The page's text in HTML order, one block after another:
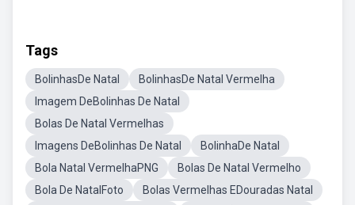
Tags
BolinhasDe Natal
BolinhasDe Natal Vermelha
Imagem DeBolinhas De Natal
Bolas De Natal Vermelhas
Imagens DeBolinhas De Natal
BolinhaDe Natal
Bola Natal VermelhaPNG
Bolas De Natal Vermelho
Bola De NatalFoto
Bolas Vermelhas EDouradas Natal